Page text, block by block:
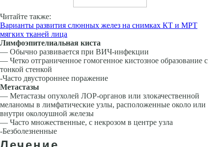
Читайте также:
Варианты развития слюнных желез на снимках КТ и МРТ
мягких тканей лица
Лимфоэпителиальная киста
— Обычно развивается при ВИЧ-инфекции
— Четко отграниченное гомогенное кистозное образо­вание с
тонкой стенкой
-Часто двустороннее поражение
Метастазы
— Метастазы опухолей ЛОР-органов или злокаче­ственной
меланомы в лимфатические узлы, распо­ложенные около или
внутри околоушной железы
— Часто множественные, с некрозом в центре узла
-Безболезненные